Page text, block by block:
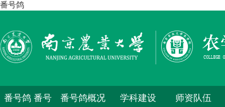
番号鸽
番号鸽 番号 番号鸽概况 学科建设 师资队伍